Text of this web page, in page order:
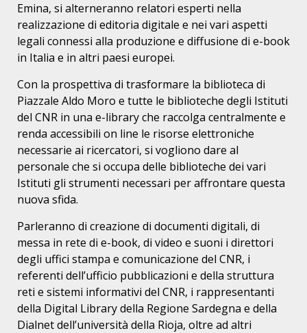
Emina, si alterneranno relatori esperti nella
realizzazione di editoria digitale e nei vari aspetti
legali connessi alla produzione e diffusione di e-book
in Italia e in altri paesi europei.
Con la prospettiva di trasformare la biblioteca di
Piazzale Aldo Moro e tutte le biblioteche degli Istituti
del CNR in una e-library che raccolga centralmente e
renda accessibili on line le risorse elettroniche
necessarie ai ricercatori, si vogliono dare al
personale che si occupa delle biblioteche dei vari
Istituti gli strumenti necessari per affrontare questa
nuova sfida.
Parleranno di creazione di documenti digitali, di
messa in rete di e-book, di video e suoni i direttori
degli uffici stampa e comunicazione del CNR, i
referenti dell’ufficio pubblicazioni e della struttura
reti e sistemi informativi del CNR, i rappresentanti
della Digital Library della Regione Sardegna e della
Dialnet dell’università della Rioja, oltre ad altri